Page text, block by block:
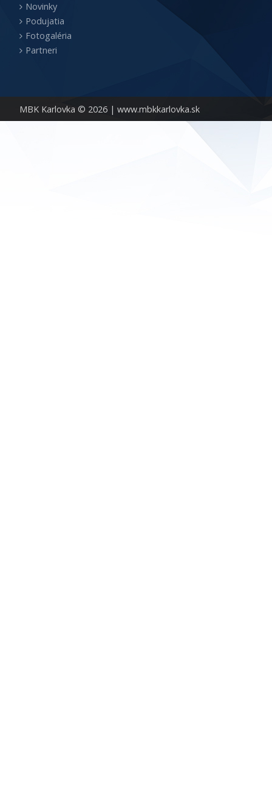
MBK Karlovka © 2026 | www.mbkkarlovka.sk
Novinky
Podujatia
Fotogaléria
Partneri